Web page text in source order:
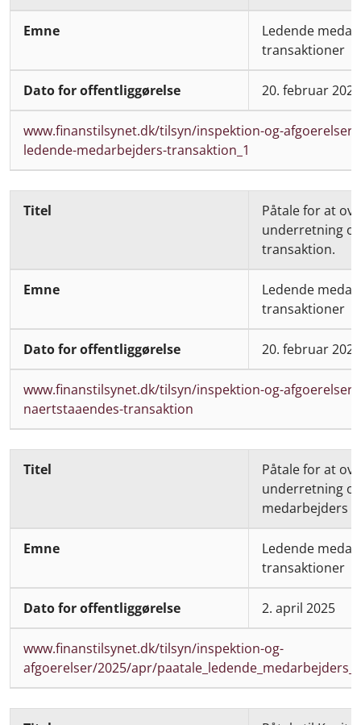
Ledende
transaktioner
20. februar 2025
www.finanstilsynet.dk/tilsyn/inspektion-og-
ledende-medarbejders-transaktion_1
Påtale for at
underretning
transaktion.
Ledende
transaktioner
20. februar 2025
www.finanstilsynet.dk/tilsyn/inspektion-og-
naertstaaendes-transaktion
Påtale for at
underretning
medarbejders
Ledende
transaktioner
2. april 2025
www.finanstilsynet.dk/tilsyn/inspektion-og-
afgoerelser/2025/apr/